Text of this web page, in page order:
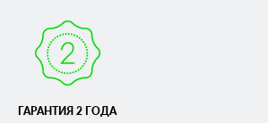
ГАРАНТИЯ 2 ГОДА